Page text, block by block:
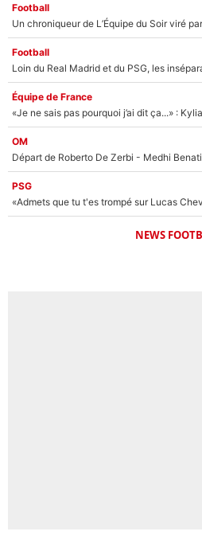
Football
Football
Équipe de France
OM
PSG
NEWS